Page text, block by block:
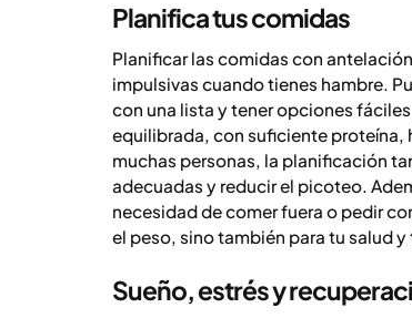
Planifica tus comidas
Planificar las comidas con
impulsivas cuando tienes hambre.
con una lista y tener opciones
equilibrada, con suficiente proteína,
muchas personas, la planificación
adecuadas y reducir el picoteo.
necesidad de comer fuera o pedir
el peso, sino también para tu salud
Sueño, estrés y